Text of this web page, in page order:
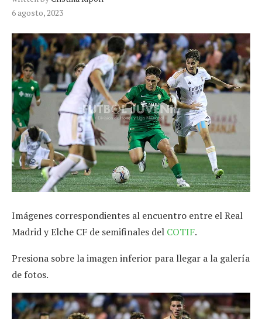
6 agosto, 2023
Imágenes correspondientes al encuentro entre el Real
Madrid y Elche CF de semifinales del COTIF.
Presiona sobre la imagen inferior para llegar a la galería
de fotos.